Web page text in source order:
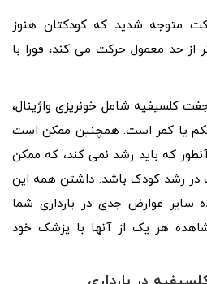
متوجه شدید که کودکتان هنوز
از حد معمول حرکت می کند، فورا با
کلسیفیه شامل خونریزی واژینال،
یا کمر است. همچنین ممکن است
که باید رشد نمی کند، که ممکن
رشد کودک باشد. داشتن همه این
سایر عوارض جدی در بارداری شما
هر یک از آنها با پزشک خود